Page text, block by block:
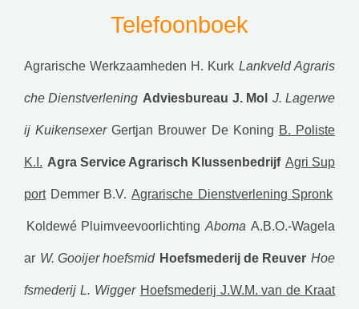
Telefoonboek
Agrarische Werkzaamheden H. Kurk Lankveld Agraris
che Dienstverlening Adviesbureau J. Mol J. Lagerwe
ij Kuikensexer Gertjan Brouwer De Koning B. Poliste
K.I. Agra Service Agrarisch Klussenbedrijf Agri Sup
port Demmer B.V. Agrarische Dienstverlening Spronk
Koldewé Pluimveevoorlichting Aboma A.B.O.-Wagela
ar W. Gooijer hoefsmid Hoefsmederij de Reuver Hoe
fsmederij L. Wigger Hoefsmederij J.W.M. van de Kraat